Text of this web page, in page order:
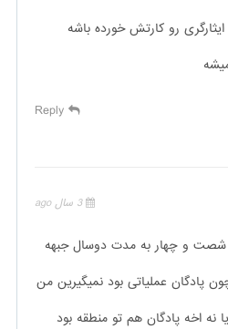
ایثارگری رو کارتش خورده باشه
Reply
3 سال ago
شصت و چهار به مدت دوسال جبهه
پادگان عملیاتی بود نمیگیرین من
نه اخه پادگان هم تو منطقه بود